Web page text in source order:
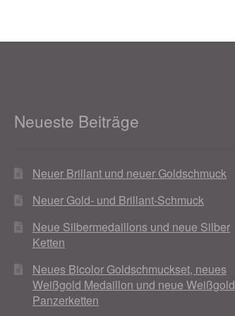
Neueste Beiträge
Neuer Brillant und neuer Goldschmuck
Neuer Gold- und Brillant-Schmuck
Neue Silbermedaillons und neue Silber
Ketten
Neues Bicolor Goldschmuckset, neues
Weißgold Medaillon und neue Weißgold
Panzerketten